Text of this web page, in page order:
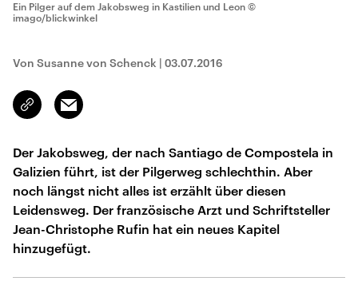
Ein Pilger auf dem Jakobsweg in Kastilien und Leon ©
imago/blickwinkel
Von Susanne von Schenck | 03.07.2016
Link
kopieren/teilen
Email
Der Jakobsweg, der nach Santiago de Compostela in
Galizien führt, ist der Pilgerweg schlechthin. Aber
noch längst nicht alles ist erzählt über diesen
Leidensweg. Der französische Arzt und Schriftsteller
Jean-Christophe Rufin hat ein neues Kapitel
hinzugefügt.